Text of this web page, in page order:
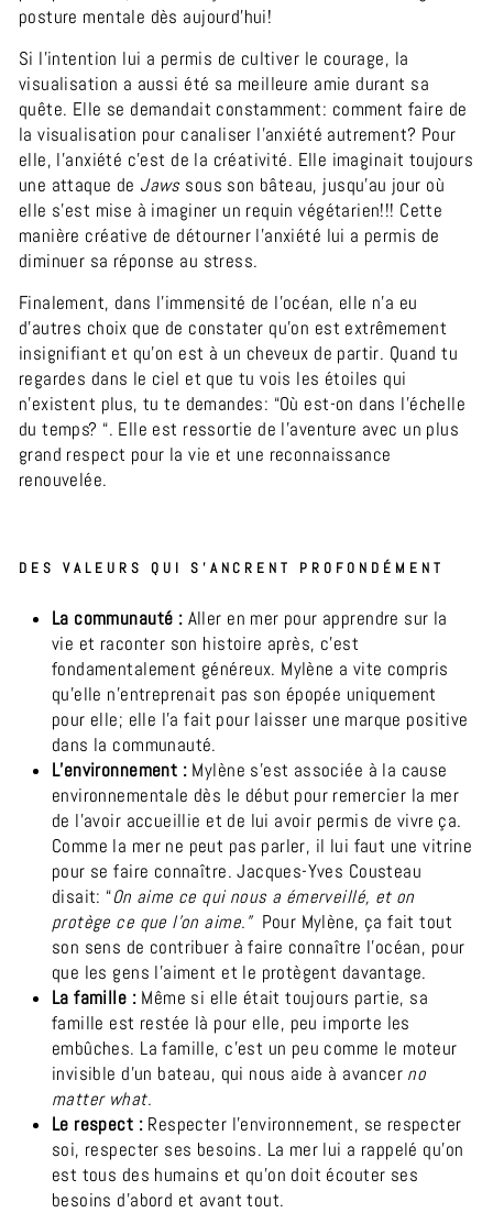
posture mentale dès aujourd’hui!
Si l’intention lui a permis de cultiver le courage, la
visualisation a aussi été sa meilleure amie durant sa
quête. Elle se demandait constamment: comment faire de
la visualisation pour canaliser l’anxiété autrement? Pour
elle, l’anxiété c'est de la créativité. Elle imaginait toujours
une attaque de Jawssous son bâteau, jusqu’au jour où
elle s’est mise à imaginer un requin végétarien!!! Cette
manière créative de détourner l’anxiété lui a permis de
diminuer sa réponse au stress.
Finalement, dans l’immensité de l’océan, elle n’a eu
d’autres choix que de constater qu’on est extrêmement
insignifiant et qu'on est à un cheveux de partir. Quand tu
regardes dans le ciel et que tu vois les étoiles qui
n’existent plus, tu te demandes: “Où est-on dans l’échelle
du temps? “. Elle est ressortie de l’aventure avec un plus
grand respect pour la vie et une reconnaissance
renouvelée.
DES VALEURS QUI S’ANCRENT PROFONDÉMENT
La communauté : Aller en mer pour apprendre sur la
vie et raconter son histoire après, c’est
fondamentalement généreux. Mylène a vite compris
qu’elle n'entreprenait pas son épopée uniquement
pour elle; elle l’a fait pour laisser une marque positive
dans la communauté.
L’environnement : Mylène s’est associée à la cause
environnementale dès le début pour remercier la mer
de l’avoir accueillie et de lui avoir permis de vivre ça.
Comme la mer ne peut pas parler, il lui faut une vitrine
pour se faire connaître. Jacques-Yves Cousteau
disait: “On aime ce qui nous a émerveillé, et on
protège ce que l'on aime.” Pour Mylène, ça fait tout
son sens de contribuer à faire connaître l’océan, pour
que les gens l’aiment et le protègent davantage.
La famille : Même si elle était toujours partie, sa
famille est restée là pour elle, peu importe les
embûches. La famille, c’est un peu comme le moteur
invisible d’un bateau, qui nous aide à avancer no
matter what.
Le respect : Respecter l’environnement, se respecter
soi, respecter ses besoins. La mer lui a rappelé qu’on
est tous des humains et qu’on doit écouter ses
besoins d’abord et avant tout.